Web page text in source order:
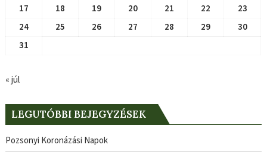
17
18 19 20 21 22
23
24
25 26 27 28 29
30
31
« júl
LEGUTÓBBI BEJEGYZÉSEK
Pozsonyi Koronázási Napok